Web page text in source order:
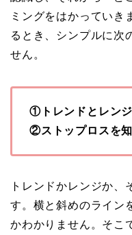
ミングをはかっていき
るとき、シンプルに次
せん。
①トレンドとレン
②ストップロスを
トレンドかレンジか
す。横と斜めのライン
かわかりません。そこ